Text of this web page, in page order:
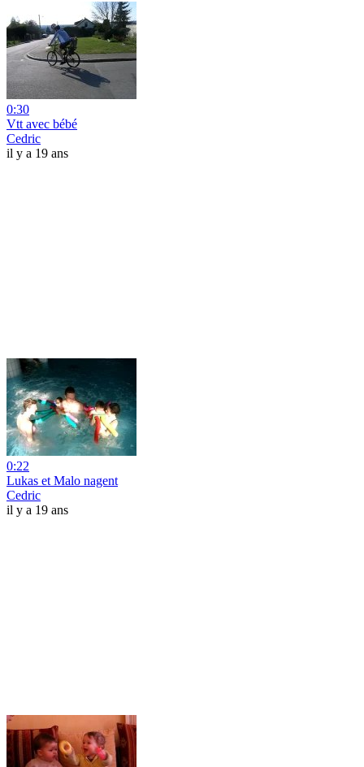
0:30
Vtt avec bébé
Cedric
il y a 19 ans
0:22
Lukas et Malo nagent
Cedric
il y a 19 ans